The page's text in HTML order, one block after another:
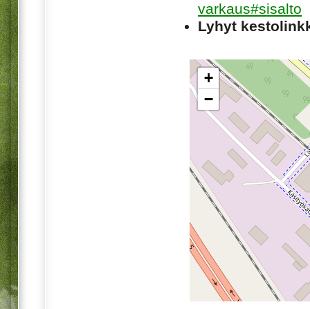
varkaus#sisalto
Lyhyt
+
−